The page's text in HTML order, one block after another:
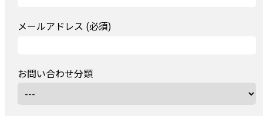
メールアドレス (必須)
お問い合わせ分類